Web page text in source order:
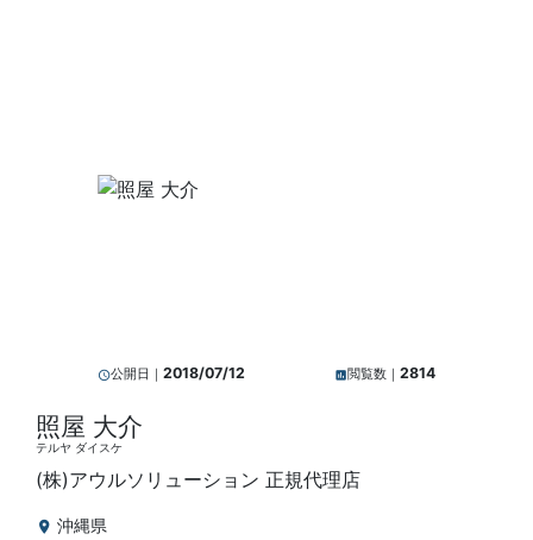
query_builder公開日｜2018/07/12 insert_chart閲覧数｜ 2814
照屋 大介
テルヤ ダイスケ
(株)アウルソリューション 正規代理店
location_on 沖縄県